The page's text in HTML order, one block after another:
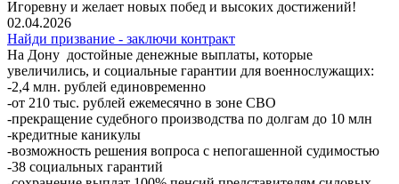
Игоревну и желает новых побед и высоких достижений!
02.04.2026
Найди призвание - заключи контракт
На Дону достойные денежные выплаты, которые
увеличились, и социальные гарантии для военнослужащих:
-2,4 млн. рублей единовременно
-от 210 тыс. рублей ежемесячно в зоне СВО
-прекращение судебного производства по долгам до 10 млн
-кредитные каникулы
-возможность решения вопроса с непогашенной судимостью
-38 социальных гарантий